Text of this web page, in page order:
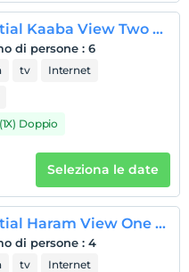
Spacious Partial Kaaba View Two Bedroom Suite
di persone : 6
tv
Internet
(1X) Doppio
Seleziona le date
Spacious Partial Haram View One Bedroom Suite
di persone : 4
tv
Internet